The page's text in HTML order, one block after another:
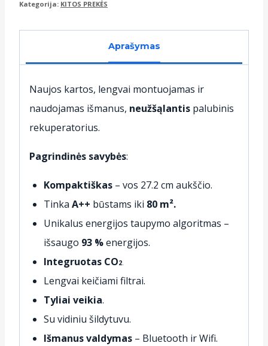
Kategorija: KITOS PREKĖS
Aprašymas
Naujos kartos, lengvai montuojamas ir
naudojamas išmanus, neužšąlantis palubinis
rekuperatorius.
Pagrindinės savybės:
Kompaktiškas – vos 27.2 cm aukščio.
Tinka A++ būstams iki 80 m².
Unikalus energijos taupymo algoritmas –
išsaugo 93 %energijos.
Integruotas CO2.
Lengvai keičiami filtrai.
Tyliai veikia.
Su vidiniu šildytuvu.
Išmanus valdymas – Bluetooth ir Wifi.